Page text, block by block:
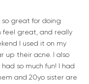
so great for doing
feel great, and really
I used it on my
up their acne. I also
so much fun! I had
and 20yo sister are